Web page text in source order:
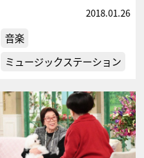
2018.01.26
音楽
ミュージックステーション